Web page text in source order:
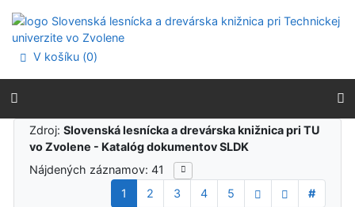
Prejsť na menu
Prehlásenie o webovej prístupnosti
V košíku (0)
Výsledky vyhľadávania
Zdroj:Slovenská lesnícka a drevárska knižnica pri TU
vo Zvolene - Katalóg dokumentov SLDK
Nájdených záznamov: 41
1
2 3 4 5
#